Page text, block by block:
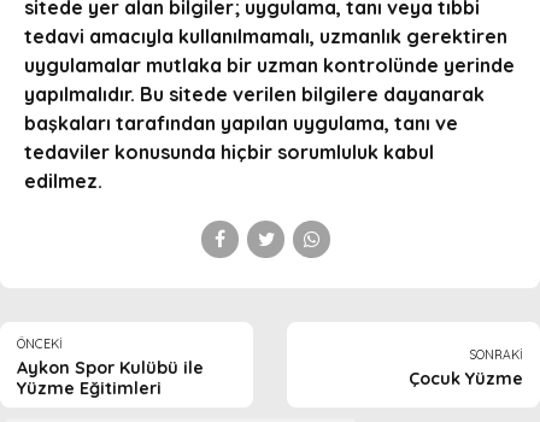
sitede yer alan bilgiler; uygulama, tanı veya tıbbi
tedavi amacıyla kullanılmamalı, uzmanlık gerektiren
uygulamalar mutlaka bir uzman kontrolünde yerinde
yapılmalıdır. Bu sitede verilen bilgilere dayanarak
başkaları tarafından yapılan uygulama, tanı ve
tedaviler konusunda hiçbir sorumluluk kabul
edilmez.
ÖNCEKI
Aykon Spor Kulübü ile
Yüzme Eğitimleri
SONRAKI
Çocuk Yüzme